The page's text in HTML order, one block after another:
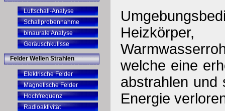
Luftschall-Analyse
Schallprobennahme
binaurale Analyse
Geräuschkulisse
Felder Wellen Strahlen
Elektrische Felder
Magnetische Felder
Hochfrequenz
Radioaktivität
welche eine
abstrahlen und
Energie